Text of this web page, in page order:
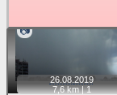
📷
26.08. 2019
7,6 km |1